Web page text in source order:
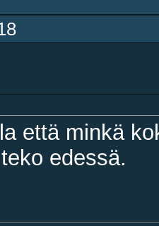
että minkä
edessä.